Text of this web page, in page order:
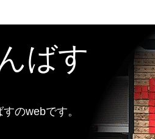
ばす
のwebです。